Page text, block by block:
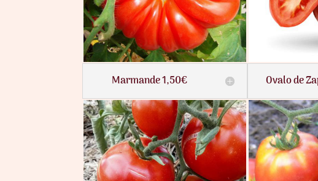
Marmande 1,50€ Ovalo de